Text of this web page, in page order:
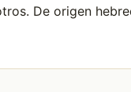
De origen